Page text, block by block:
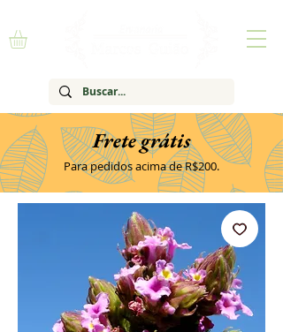
Frete grátis
Para pedidos acima de R$200.